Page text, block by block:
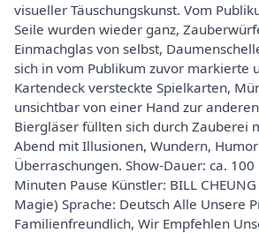
visueller Täuschungskunst. Vom
Seile wurden wieder ganz,
Einmachglas von selbst,
sich in vom Publikum zuvor markierte
Kartendeck versteckte Spielkarten,
unsichtbar von einer Hand zur
Biergläser füllten sich durch Zauberei
Abend mit Illusionen, Wundern,
Überraschungen. Show-Dauer: ca.
Minuten Pause Künstler: BILL
Magie) Sprache: Deutsch Alle Unsere
Familienfreundlich, Wir Empfehlen